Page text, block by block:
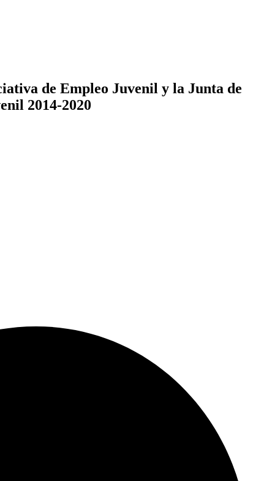
de Empleo Juvenil y la Junta de
2014-2020